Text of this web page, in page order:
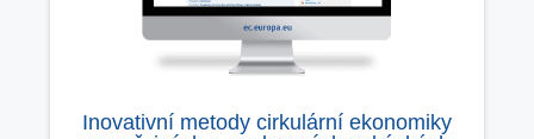
Inovativní metody cirkulární ekonomiky